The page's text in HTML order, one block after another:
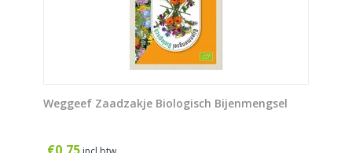
Weggeef Zaadzakje Biologisch Bijenmengsel